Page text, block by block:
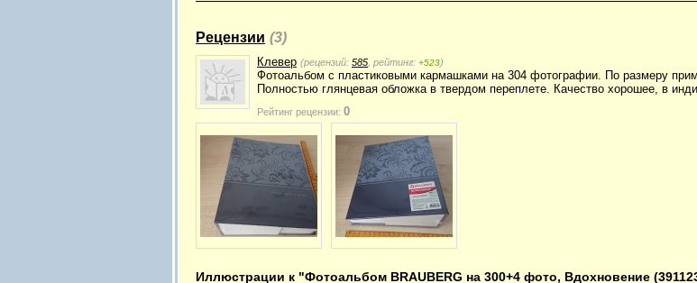
Рецензии (3)
Клевер (рецензий: 585 , рейтинг: +523)
Фотоальбом с пластиковыми кармашками на 304 фотографии. По размеру
Полностью глянцевая обложка в твердом переплете. Качество хорошее, в
Рейтинг рецензии: 0
Иллюстрации к "Фотоальбом BRAUBERG на 300+4 фото, Вдохновение